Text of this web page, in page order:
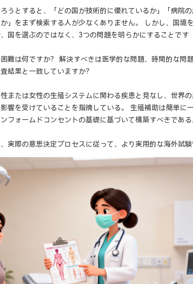
うとすると、「どの国が技術的に優れているか」「病院
」をまず検索する人が少なくありません。 しかし、国境
国を選ぶのではなく、3つの問題を明らかにすることです
難は何ですか？ 解決すべきは医学的な問題、時間的な問
結果と一致していますか？
または女性の生殖システムに関わる疾患と見なし、世界
響を受けていることを指摘している。 生殖補助は簡単に
フォームドコンセントの基礎に基づいて構築すべきである
実際の意思決定プロセスに従って、より実用的な海外試験